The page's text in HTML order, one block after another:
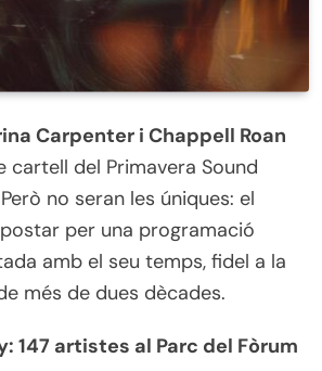
Carpenter i Chappell Roan
cartell del Primavera Sound
no seran les úniques: el
per una programació
amb el seu temps, fidel a la
més de dues dècades.
147 artistes al Parc del Fòrum